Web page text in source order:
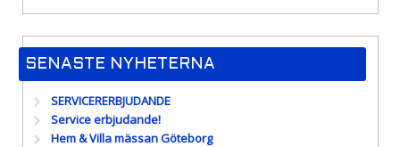
SENASTE NYHETERNA
SERVICERERBJUDANDE
Service erbjudande!
Hem & Villa mässan Göteborg